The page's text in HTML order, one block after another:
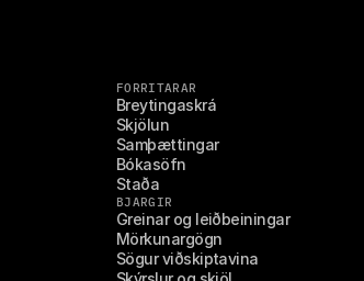
FORRITARAR
Breytingaskrá
Skjölun
Samþættingar
Bókasöfn
Staða
BJARGIR
Greinar og leiðbeiningar
Mörkunargögn
Sögur viðskiptavina